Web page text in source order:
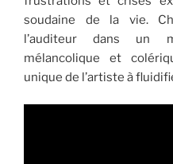
soudaine de la vie.
l’auditeur dans un
mélancolique et
unique de l’artiste à